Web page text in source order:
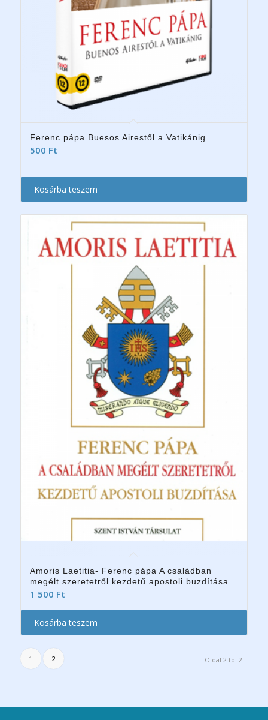
Ferenc pápa Buesos Airestől a Vatikánig
500 Ft
Kosárba teszem
Amoris Laetitia- Ferenc pápa A családban
megélt szeretetről kezdetű apostoli buzdítása
1 500 Ft
Kosárba teszem
Oldal 2 tól 2
1 2